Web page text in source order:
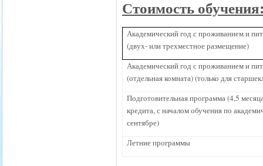
Стоимость
Академический год с проживанием и
(двух- или трехместное размещение)
Академический год с проживанием и
(отдельная комната) (только для
Подготовительная программа (4,5
кредита, с началом обучения по
сентябре)
Летние программы